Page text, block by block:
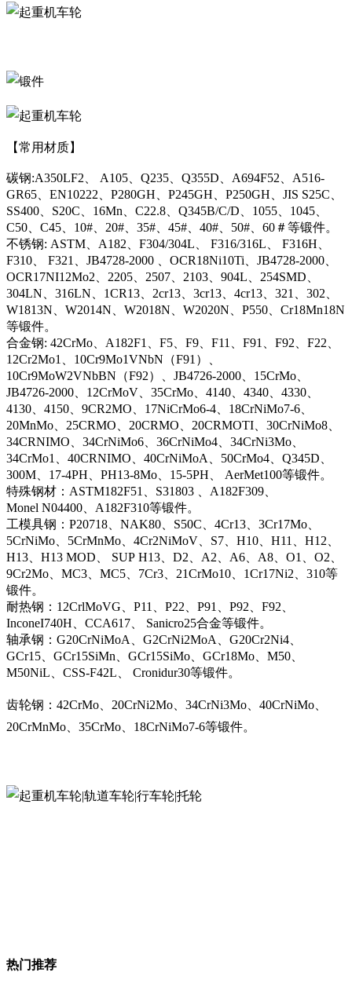
【常用材质】
碳钢:A350LF2、 A105、Q235、Q355D、A694F52、A516-
GR65、EN10222、P280GH、P245GH、P250GH、JIS S25C、
SS400、S20C、16Mn、C22.8、Q345B/C/D、1055、1045、
C50、C45、10#、20#、35#、45#、40#、50#、60＃等锻件。
不锈钢: ASTM、A182、F304/304L、 F316/316L、 F316H、
F310、 F321、JB4728-2000 、OCR18Ni10Ti、JB4728-2000、
OCR17NI12Mo2、2205、2507、2103、904L、254SMD、
304LN、316LN、1CR13、2cr13、3cr13、4cr13、321、302、
W1813N、W2014N、W2018N、W2020N、P550、Cr18Mn18N
等锻件。
合金钢: 42CrMo、A182F1、F5、F9、F11、F91、F92、F22、
12Cr2Mo1、10Cr9Mo1VNbN（F91）、
10Cr9MoW2VNbBN（F92）、JB4726-2000、15CrMo、
JB4726-2000、12CrMoV、35CrMo、4140、4340、4330、
4130、4150、9CR2MO、17NiCrMo6-4、18CrNiMo7-6、
20MnMo、25CRMO、20CRMO、20CRMOTI、30CrNiMo8、
34CRNIMO、34CrNiMo6、36CrNiMo4、34CrNi3Mo、
34CrMo1、40CRNIMO、40CrNiMoA、50CrMo4、Q345D、
300M、17-4PH、PH13-8Mo、15-5PH、 AerMet100等锻件。
特殊钢材：ASTM182F51、S31803 、A182F309、
Monel N04400、A182F310等锻件。
工模具钢：P20718、NAK80、S50C、4Cr13、3Cr17Mo、
5CrNiMo、5CrMnMo、4Cr2NiMoV、S7、H10、H11、H12、
H13、H13 MOD、 SUP H13、D2、A2、A6、A8、O1、O2、
9Cr2Mo、MC3、MC5、7Cr3、21CrMo10、1Cr17Ni2、310等
锻件。
耐热钢：12CrlMoVG、P11、P22、P91、P92、F92、
InconeI740H、CCA617、 Sanicro25合金等锻件。
轴承钢：G20CrNiMoA、G2CrNi2MoA、G20Cr2Ni4、
GCr15、GCr15SiMn、GCr15SiMo、GCr18Mo、M50、
M50NiL、CSS-F42L、 Cronidur30等锻件。
齿轮钢：42CrMo、20CrNi2Mo、34CrNi3Mo、40CrNiMo、
20CrMnMo、35CrMo、18CrNiMo7-6等锻件。
热门推荐